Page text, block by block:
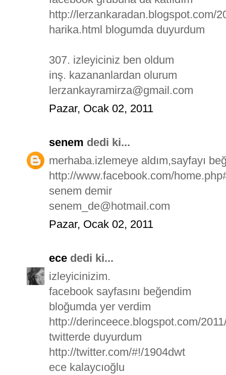
http://lerzankaradan.blogspot.com/
harika.html blogumda duyurdum
307. izleyiciniz ben oldum
inş. kazananlardan olurum
lerzankayramirza@gmail.com
Pazar, Ocak 02, 2011
senem dedi ki...
merhaba.izlemeye aldım,sayfayı
http://www.facebook.com/
senem demir
senem_de@hotmail.com
Pazar, Ocak 02, 2011
ece dedi ki...
izleyicinizim.
facebook sayfasını beğendim
bloğumda yer verdim
http://derinceece.blogspot.com/
twitterde duyurdum
http://twitter.com/#!/1904dwt
ece kalaycıoğlu